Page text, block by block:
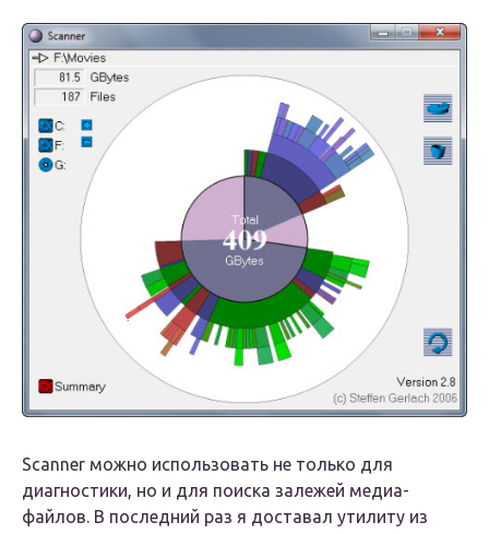
Scanner можно использовать не только для
диагностики, но и для поиска залежей медиа-
файлов. В последний раз я доставал утилиту из